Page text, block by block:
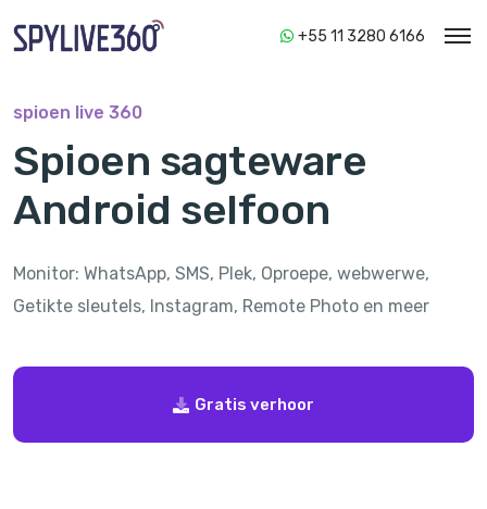
+55 11 3280 6166
spioen live 360
Spioen sagteware
Android selfoon
Monitor: WhatsApp, SMS, Plek, Oproepe, webwerwe,
Getikte sleutels, Instagram, Remote Photo en meer
Gratis verhoor